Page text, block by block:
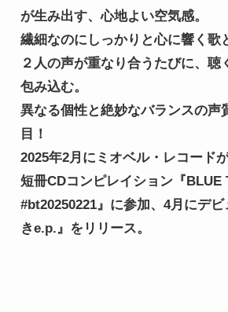
が生み出す、心地よい空気感。
繊細なのにしっかりと心に響く歌
２人の声が重なり合うたびに、聴
包み込む。
異なる個性と絶妙なバランスの声
目！
2025年2月にミオベル・レコード
短冊CDコンピレイション『BLUE
#bt20250221』に参加、4月にデ
きe.p.』をリリース。